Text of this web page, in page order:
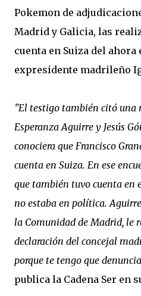
Pokemon de
Madrid y Galicia, las
cuenta en Suiza del ahora
expresidente madrileño
"El testigo también citó una
Esperanza Aguirre y Jesús
conociera que Francisco
cuenta en Suiza. En ese
que también tuvo cuenta en
no estaba en política.
la Comunidad de Madrid, le
declaración del concejal
porque te tengo que
publica la Cadena Ser en